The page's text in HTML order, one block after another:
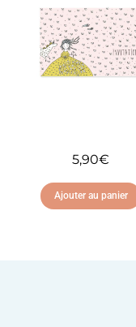
d'envies
5,90€
Ajouter au panier